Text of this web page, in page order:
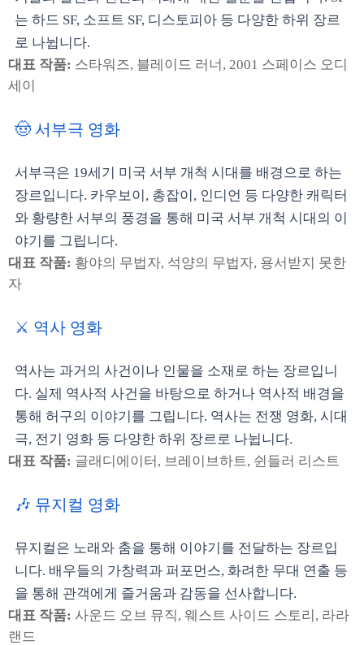
는 하드 SF, 소프트 SF, 디스토피아 등 다양한 하위 장르
로 나뉩니다.
대표 작품: 스타워즈, 블레이드 러너, 2001 스페이스 오디
세이
🤠 서부극 영화
서부극은 19세기 미국 서부 개척 시대를 배경으로 하는
장르입니다. 카우보이, 총잡이, 인디언 등 다양한 캐릭터
와 황량한 서부의 풍경을 통해 미국 서부 개척 시대의 이
야기를 그립니다.
대표 작품: 황야의 무법자, 석양의 무법자, 용서받지 못한
자
⚔️ 역사 영화
역사는 과거의 사건이나 인물을 소재로 하는 장르입니
다. 실제 역사적 사건을 바탕으로 하거나 역사적 배경을
통해 허구의 이야기를 그립니다. 역사는 전쟁 영화, 시대
극, 전기 영화 등 다양한 하위 장르로 나뉩니다.
대표 작품: 글래디에이터, 브레이브하트, 쉰들러 리스트
🎶 뮤지컬 영화
뮤지컬은 노래와 춤을 통해 이야기를 전달하는 장르입
니다. 배우들의 가창력과 퍼포먼스, 화려한 무대 연출 등
을 통해 관객에게 즐거움과 감동을 선사합니다.
대표 작품: 사운드 오브 뮤직, 웨스트 사이드 스토리, 라라
랜드